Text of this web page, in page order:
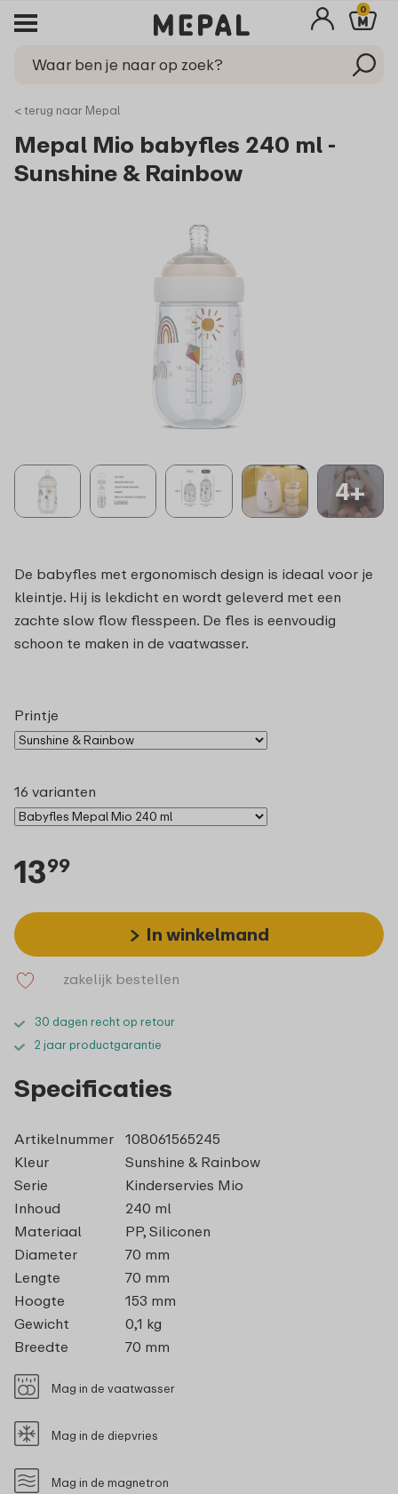
0
< terug naar Mepal
Mepal Mio babyfles 240 ml -
Sunshine & Rainbow
4+
De babyfles met ergonomisch design is ideaal voor je
kleintje. Hij is lekdicht en wordt geleverd met een
zachte slow flow flesspeen. De fles is eenvoudig
schoon te maken in de vaatwasser.
Printje
16 varianten
1399
In winkelmand
zakelijk bestellen
30 dagen recht op retour
2 jaar productgarantie
Specificaties
Artikelnummer
108061565245
Kleur
Sunshine & Rainbow
Serie
Kinderservies Mio
Inhoud
240 ml
Materiaal
PP, Siliconen
Diameter
70 mm
Lengte
70 mm
Hoogte
153 mm
Gewicht
0,1 kg
Breedte
70 mm
Mag in de vaatwasser
Mag in de diepvries
Mag in de magnetron